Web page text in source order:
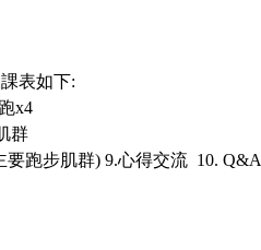
表如下:
x4
群
跑步肌群) 9.心得交流 10.